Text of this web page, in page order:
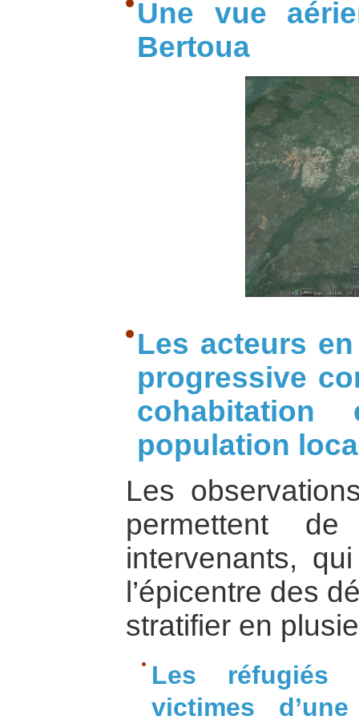
Une vue
Bertoua
Les acteurs
progressive
population
Les
permettent
intervenants,
l’épicentre des
stratifier en
Les réfugiés
victimes